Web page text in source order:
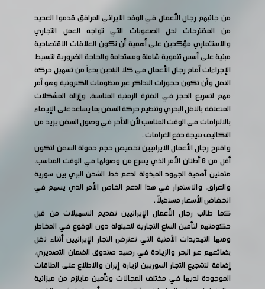
من جانبهم رجال الأعمال في الوفد الايراني المرافق قدموا العديد
من المقترحات لحل الصعوبات التي تواجه العمل التجاري
والاستثماري مؤكدين على أهمية أن تكون العلاقات الاقتصادية
مبنية على أسس تنموية شاملة ومستدامة والحاجة الضرورية لتبسيط
الإجراءات أمام رجال الأعمال في كلا البلدين بدءاً من تسهيل حركة
النقل وأن تكون حجوزات التذاكر عبر منظومات الكترونية وهو أمر
مهم لتسريع الحجز في الفترة الزمنية المناسبة، وإزالة المشكلات
المتعلقة بالنقل البحري وتنظيم حركة السفن بما يساعد على الإيفاء
بالالتزامات في الوقت المناسب لأن التأخر في وصول السفن يزيد من
التكاليف نتيجة دفع الغرامات .
واقترح رجال الأعمال الايرانيين تخفيض حجم حمولة السفن لتكون
أقل من 8 أطنان الأمر الذي يسرع من وصولها في الوقت المناسب،
مثمنين أهمية الجهود المبذولة لدعم خط الشحن البري بين سورية
والعراق، والاستمرار في هذا الدعم الخاص الأمر الذي يسهم في
انخفاض الأسعار مستقبلاً .
كما طالب رجال الأعمال الإيرانيين تقديم التسهيلات من قبل
حكومتهم لتأمين السلع التجارية للحيلولة دون الوقوع في المخاطر
ومنها التهديدات الأمنية التي تعترض التجار الإيرانيين أثناء نقل
بضائعهم عبر البحر والزيادة في رصيد صندوق الضمان التصديري،
إضافة لتشجيع التجار السوريين لزيارة إيران والاطلاع على الطاقات
الموجودة لديها في مختلف المجالات وتأمين مايلزم من ميزانية